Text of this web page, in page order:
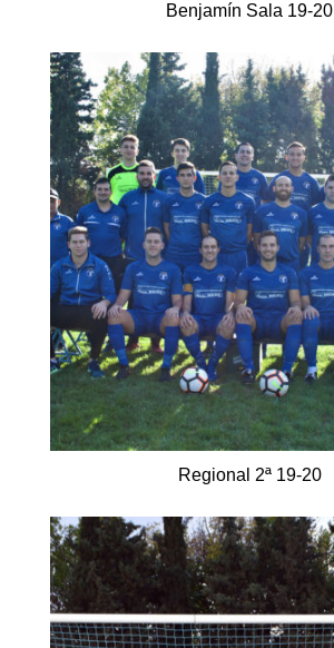
Benjamín Sala 19-20
Regional 2ª 19-20